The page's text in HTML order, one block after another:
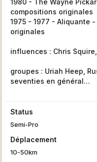
compositions originales
1975 - 1977 - Aliquante
originales
influences : Chris
groupes : Uriah Heep,
seventies en général…
Status
Semi-Pro
Déplacement
10-50km